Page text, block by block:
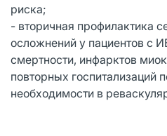
риска;
- вторичная профилактика
осложнений у пациентов с
смертности, инфарктов
повторных госпитализаций
необходимости в